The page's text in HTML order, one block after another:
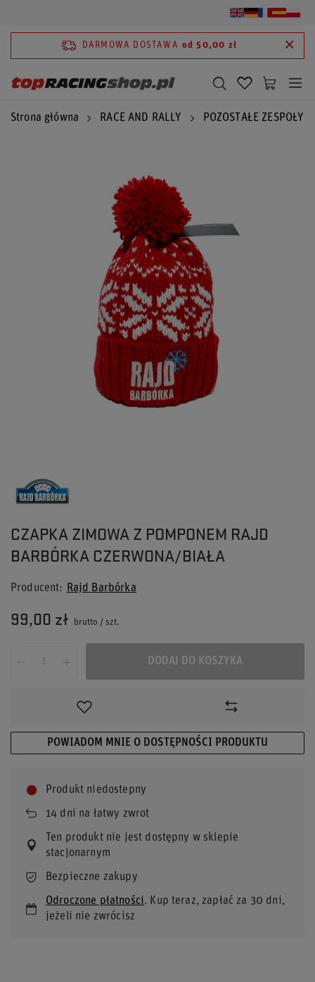
DARMOWA DOSTAWA od 50,00 zł
Strona główna RACE AND RALLY POZOSTAŁE ZESPOŁY
CZAPKA ZIMOWA Z POMPONEM RAJD
BARBÓRKA CZERWONA/BIAŁA
Producent Rajd Barbórka
99,00 zł brutto / szt.
DODAJ DO KOSZYKA
POWIADOM MNIE O DOSTĘPNOŚCI PRODUKTU
Produkt niedostepny
14 dni na łatwy zwrot
Ten produkt nie jest dostępny w sklepie
stacjonarnym
Bezpieczne zakupy
Odroczone płatności. Kup teraz, zapłać za 30 dni,
jeżeli nie zwrócisz